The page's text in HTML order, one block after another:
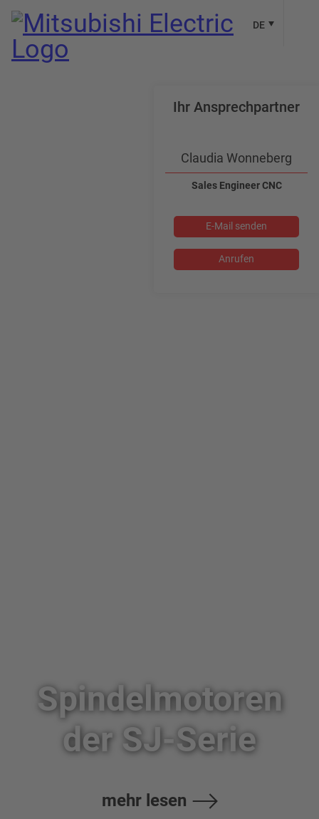
DE
Spindelmotoren
der SJ-Serie
mehr lesen
Ihr Ansprechpartner
Claudia Wonneberg
Sales Engineer CNC
E-Mail senden
Anrufen